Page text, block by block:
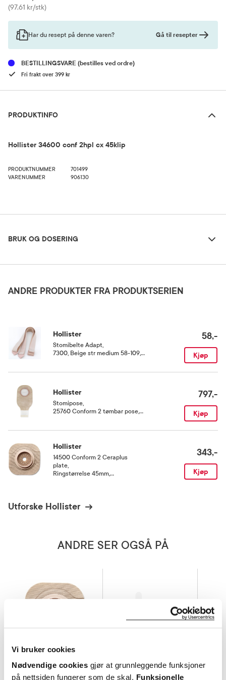
Vi bruker cookies
Nødvendige cookies gjør at grunnleggende funksjoner
på nettsiden fungerer som de skal. Funksjonelle
Pris
(97,61 kr/stk)
Har du resept på denne varen? Gå til resepter
BESTILLINGSVARE(bestilles ved ordre)
Fri frakt over 399 kr
PRODUKTINFO
Hollister 34600 conf 2hpl cx 45klip
PRODUKTNUMMER
701499
VARENUMMER
906130
BRUK OG DOSERING
Rom (15-25 grader)
ANDRE PRODUKTER FRA PRODUKTSERIEN
Hollister
Stomibelte Adapt
7300, Beige str medium 58-109, 1
58,-
Kjøp
Hollister
Stomipose
25760 Conform 2 tømbar pose,
797,-
Kjøp
Hollister
14500 Conform 2 Ceraplus
plate
Ringstørrelse 45mm,
343,-
Kjøp
Utforske Hollister
ANDRE SER OGSÅ PÅ
Hollister Hollister